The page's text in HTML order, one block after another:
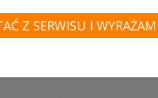
Z SERWISU I